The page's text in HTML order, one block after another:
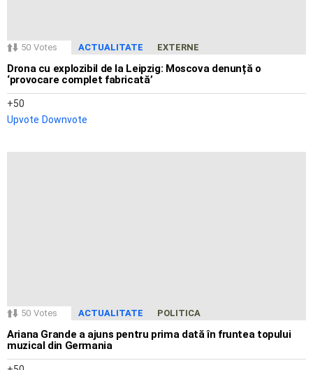
50 Votes ACTUALITATE EXTERNE
Drona cu explozibil de la Leipzig: Moscova denunță o
‘provocare complet fabricată’
50
Upvote Downvote
50 Votes ACTUALITATE POLITICA
Ariana Grande a ajuns pentru prima dată în fruntea topului
muzical din Germania